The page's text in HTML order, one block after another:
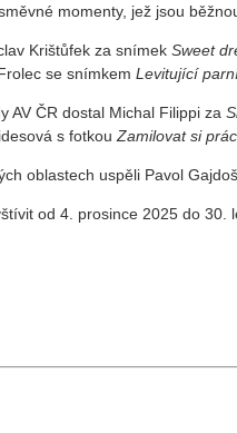
momenty, jež jsou
Krištůfek za snímek Sweet
se snímkem Levitující
AV ČR dostal Michal Filippi za
s fotkouZamilovat si
oblastech uspěli Pavol
od 4. prosince 2025 do 30.